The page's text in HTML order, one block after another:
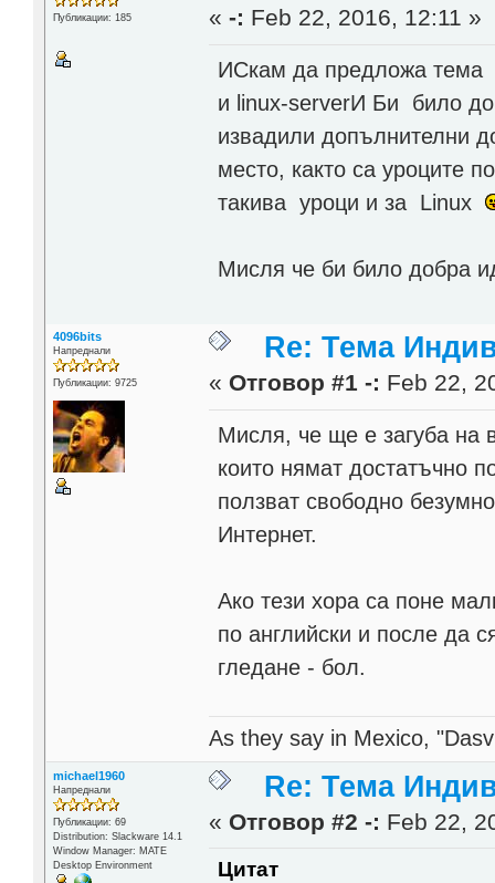
Публикации: 185 «-: Feb 22, 2016, 12:11 »
ИСкам да предложа тема
и linux-serverИ Би било
извадили допълнителни
место, както са уроците
такива уроци и за Linux
Мисля че би било добра
4096bits
Напреднали
Публикации: 9725
Re: Тема
« Отговор #1 -: Feb 22,
Мисля, че ще е загуба на
които нямат достатъчно
ползват свободно
Интернет.
Ако тези хора са поне
по английски и после да
гледане - бол.
As they say in Mexico,
michael1960
Напреднали
Публикации: 69
Distribution: Slackware 14.1
Window Manager: MATE
Desktop Environment
Re: Тема
« Отговор #2 -: Feb 22,
Цитат